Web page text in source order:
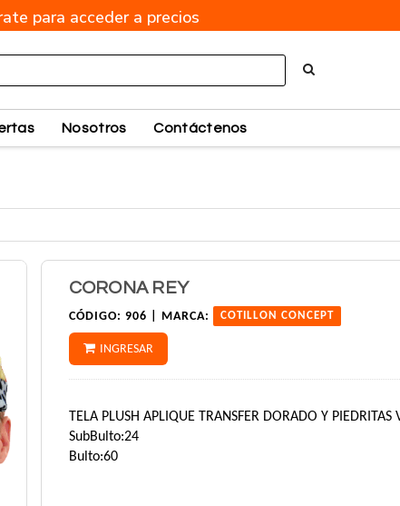
para acceder a precios
Nosotros Contáctenos
CORONA REY
CÓDIGO: 906 | MARCA: COTILLON CONCEPT
INGRESAR
TELA PLUSH APLIQUE TRANSFER DORADO Y PIEDRITAS
SubBulto:24
Bulto:60